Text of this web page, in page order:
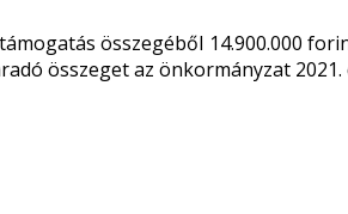
összegéből 14.900.000
összeget az önkormányzat